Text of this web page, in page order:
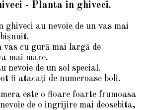
- Planta in ghiveci.
au nevoie de un vas mai
vas cu gură mai largă de
mai mare.
nevoie de un sol special.
fi atacați de numeroase boli.
este o floare foarte frumoasa
de o ingrijire mai deosebita,